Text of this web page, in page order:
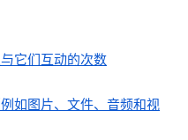
它们互动的次数
如图片、文件、音频和视